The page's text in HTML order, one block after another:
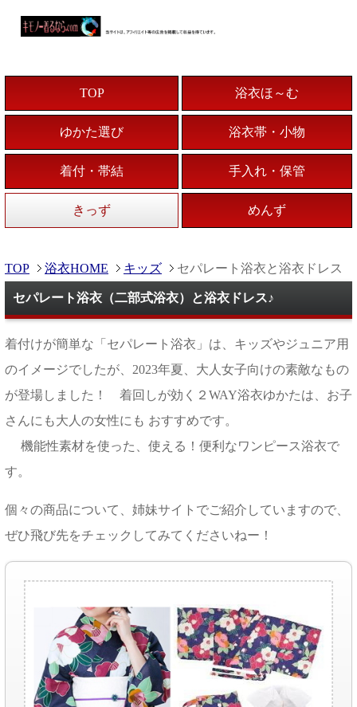
TOP 浴衣ほ～む
ゆかた選び 浴衣帯・小物
着付・帯結 手入れ・保管
きっず めんず
TOP 浴衣HOME キッズ セパレート浴衣と浴衣ドレス
セパレート浴衣（二部式浴衣）と浴衣ドレス♪
着付けが簡単な「セパレート浴衣」は、キッズやジュニア用
のイメージでしたが、2023年夏、大人女子向けの素敵なもの
が登場しました！ 着回しが効く２WAY浴衣ゆかたは、お子
さんにも大人の女性にも おすすめです。
機能性素材を使った、使える！便利なワンピース浴衣で
す。
個々の商品について、姉妹サイトでご紹介していますので、
ぜひ飛び先をチェックしてみてくださいねー！